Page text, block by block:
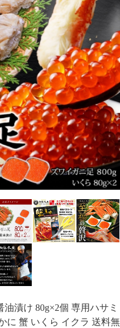
漬け 80g×2個 専用ハサミ
に 蟹 いくら イクラ 送料無